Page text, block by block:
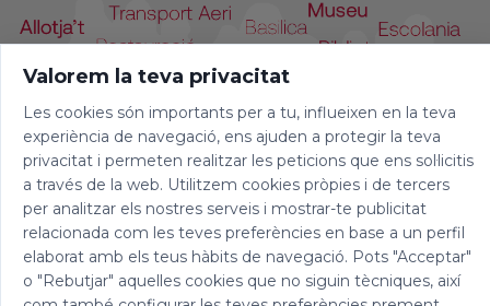
Valorem la teva privacitat
Les cookies són importants per a tu, influeixen en la teva
experiència de navegació, ens ajuden a protegir la teva
privacitat i permeten realitzar les peticions que ens sol·licitis
a través de la web. Utilitzem cookies pròpies i de tercers
per analitzar els nostres serveis i mostrar-te publicitat
relacionada com les teves preferències en base a un perfil
elaborat amb els teus hàbits de navegació. Pots "Acceptar"
o "Rebutjar" aquelles cookies que no siguin tècniques, així